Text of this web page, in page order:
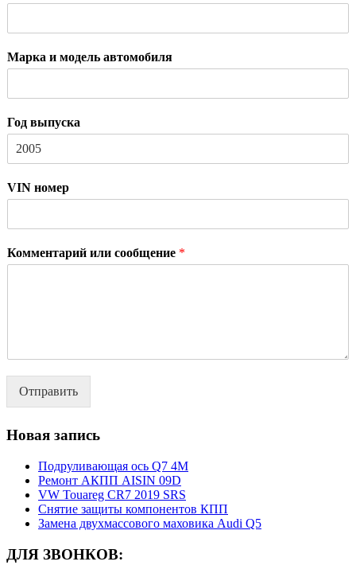
Марка и модель автомобиля
Год выпуска
VIN номер
Комментарий или сообщение *
Отправить
Новая запись
Подруливающая ось Q7 4M
Ремонт АКПП AISIN 09D
VW Touareg CR7 2019 SRS
Снятие защиты компонентов КПП
Замена двухмассового маховика Audi Q5
ДЛЯ ЗВОНКОВ: